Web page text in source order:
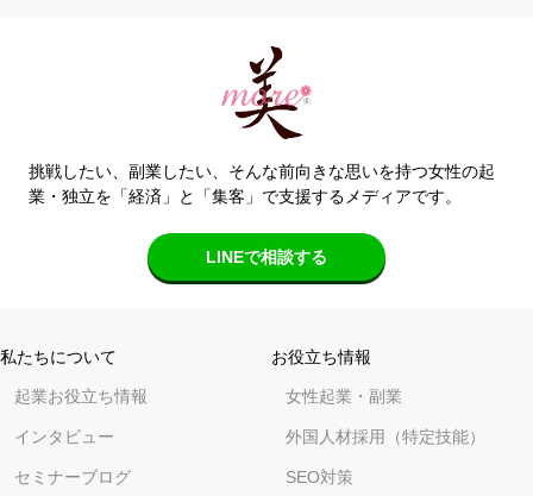
挑戦したい、副業したい、そんな前向きな思いを持つ女性の起
業・独立を「経済」と「集客」で支援するメディアです。
LINEで相談する
私たちについて
起業お役立ち情報
インタビュー
セミナーブログ
お役立ち情報
女性起業・副業
外国人材採用（特定技能）
SEO対策